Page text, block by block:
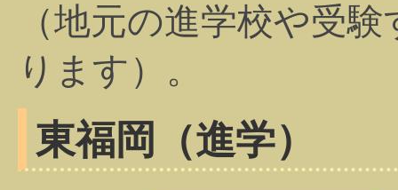
（地元の進学校や受
ります）。
東福岡（進学）